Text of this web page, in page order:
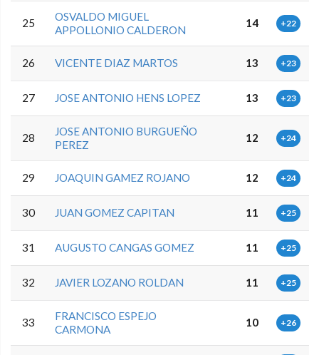
25
OSVALDO MIGUEL
APPOLLONIO CALDERON
14 +22
26 VICENTE DIAZ MARTOS 13 +23
27 JOSE ANTONIO HENS LOPEZ 13 +23
28
JOSE ANTONIO BURGUEÑO
PEREZ
12 +24
29 JOAQUIN GAMEZ ROJANO 12 +24
30 JUAN GOMEZ CAPITAN 11 +25
31 AUGUSTO CANGAS GOMEZ 11 +25
32 JAVIER LOZANO ROLDAN 11 +25
33
FRANCISCO ESPEJO
CARMONA
10 +26